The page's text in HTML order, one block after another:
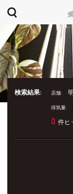
検索結果: 店舗:
排気量:
0 件ヒ